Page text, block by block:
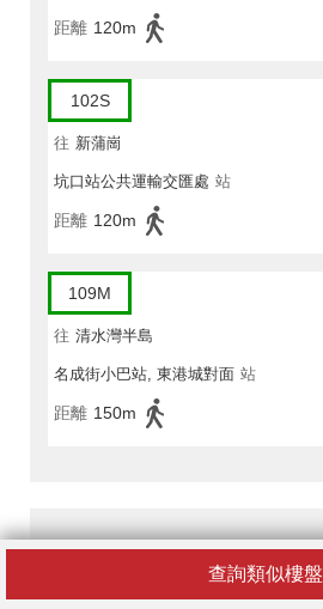
查詢類似樓盤
距離 120m
102S
往 新蒲崗
坑口站公共運輸交匯處 站
距離 120m
109M
往 清水灣半島
名成街小巴站, 東港城對面 站
距離 150m
蔚藍灣畔 6座附近的醫院